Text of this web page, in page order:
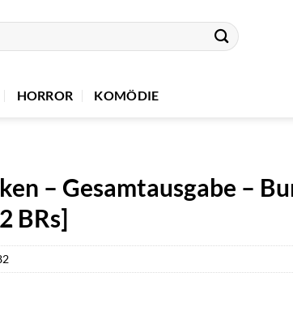
HORROR KOMÖDIE
– Gesamtausgabe –
BRs]